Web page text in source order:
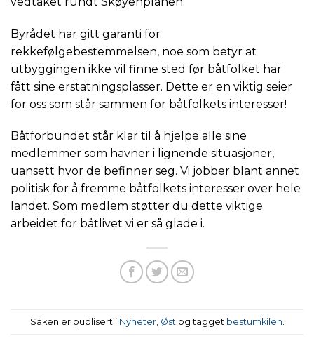
Byrådet har gitt garanti for
rekkefølgebestemmelsen, noe som betyr at
utbyggingen ikke vil finne sted før båtfolket har
fått sine erstatningsplasser. Dette er en viktig seier
for oss som står sammen for båtfolkets interesser!
Båtforbundet står klar til å hjelpe alle sine
medlemmer som havner i lignende situasjoner,
uansett hvor de befinner seg. Vi jobber blant annet
politisk for å fremme båtfolkets interesser over hele
landet. Som medlem støtter du dette viktige
arbeidet for båtlivet vi er så glade i.
Saken er publisert i Nyheter, Øst og tagget bestumkilen